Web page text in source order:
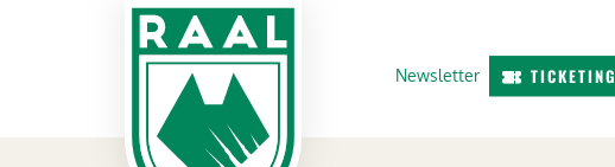
Newsletter TICKETING